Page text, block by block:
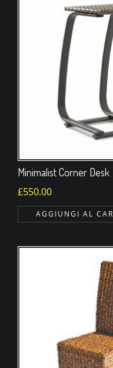
Minimalist Corner Desk
£550.00
AGGIUNGI AL